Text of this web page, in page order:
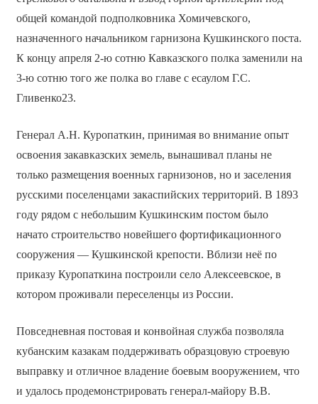
общей командой подполковника Хомичевского,
назначенного начальником гарнизона Кушкинского поста.
К концу апреля 2-ю сотню Кавказского полка заменили на
3-ю сотню того же полка во главе с есаулом Г.С.
Гливенко23.
Генерал А.Н. Куропаткин, принимая во внимание опыт
освоения закавказских земель, вынашивал планы не
только размещения военных гарнизонов, но и заселения
русскими поселенцами закаспийских территорий. В 1893
году рядом с небольшим Кушкинским постом было
начато строительство новейшего фортификационного
сооружения — Кушкинской крепости. Вблизи неё по
приказу Куропаткина построили село Алексеевское, в
котором проживали переселенцы из России.
Повседневная постовая и конвойная служба позволяла
кубанским казакам поддерживать образцовую строевую
выправку и отличное владение боевым вооружением, что
и удалось продемонстрировать генерал-майору В.В.